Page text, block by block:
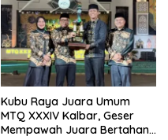
Kubu Raya Juara Umum
MTQ XXXIV Kalbar, Geser
Mempawah Juara Bertahan